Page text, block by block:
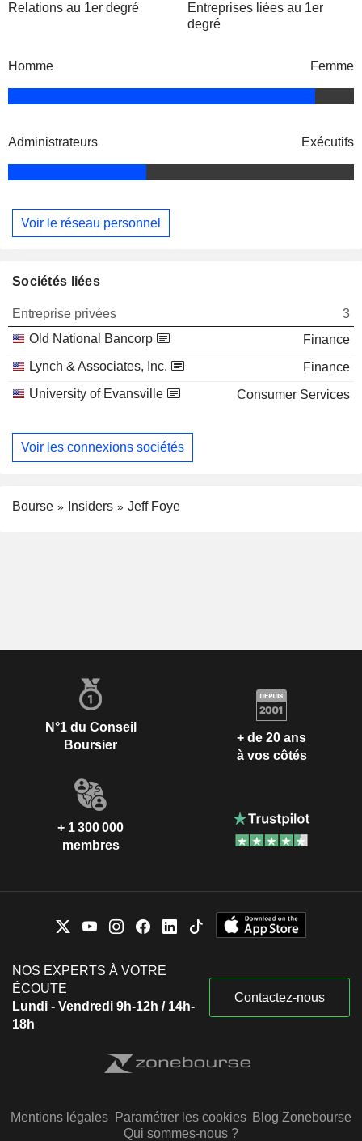
Relations au 1er degré
Entreprises liées au 1er
degré
Homme Femme
Administrateurs Exécutifs
Voir le réseau personnel
Sociétés liées
Entreprise privées
3
Old National Bancorp
Finance
Lynch & Associates, Inc.
Finance
University of Evansville
Consumer Services
Voir les connexions sociétés
Bourse Insiders Jeff Foye
N°1 du Conseil
Boursier
+ de 20 ans
à vos côtés
+ 1 300 000
membres
NOS EXPERTS À VOTRE
ÉCOUTE
Lundi - Vendredi 9h-12h / 14h-
18h
Contactez-nous
Mentions légales Paramétrer les cookies Blog Zonebourse
Qui sommes-nous ?